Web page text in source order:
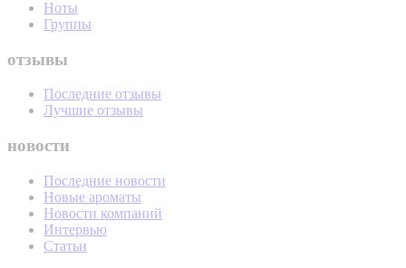
Ноты
Группы
отзывы
Последние отзывы
Лучшие отзывы
новости
Последние новости
Новые ароматы
Новости компаний
Интервью
Статьи